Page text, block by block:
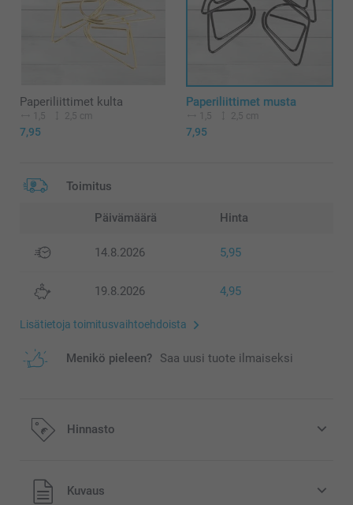
Paperiliittimet kulta
1,5 2,5 cm
7,95
Paperiliittimet musta
1,5 2,5 cm
7,95
Toimitus
Päivämäärä Hinta
14.8.2026 5,95
19.8.2026 4,95
Lisätietoja toimitusvaihtoehdoista
Menikö pieleen? Saa uusi tuote ilmaiseksi
Hinnasto
Kaikki hinnat ovat euroina, sisältävät arvonlisäveron ja
eivät sisällä postikuluja.
Kuvaus